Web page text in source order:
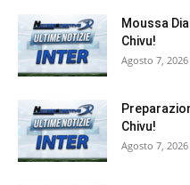
Moussa
Chivu!
Agosto 7, 2026
Chivu!
Agosto 7, 2026